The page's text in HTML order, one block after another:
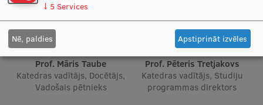
Vertikāli integrētie projekti
Zinātniskās konferences
Inovāciju centrs
Prof. Māris Taube
Katedras vadītājs, Docētājs,
Vadošais pētnieks
Prof. Pēteris Tretjakovs
Katedras vadītājs, Studiju
programmas direktors
↓ 5 Services
Nē, paldies Apstiprināt izvēles